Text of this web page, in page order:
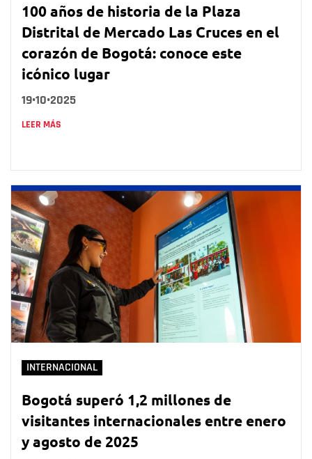
100 años de historia de la Plaza
Distrital de Mercado Las Cruces en el
corazón de Bogotá: conoce este
icónico lugar
19•10•2025
LEER MÁS
INTERNACIONAL
Bogotá superó 1,2 millones de
visitantes internacionales entre enero
y agosto de 2025